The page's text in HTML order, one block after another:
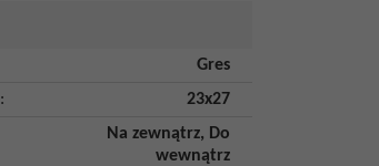
Gres
: 23x27
Na zewnątrz, Do
wewnątrz